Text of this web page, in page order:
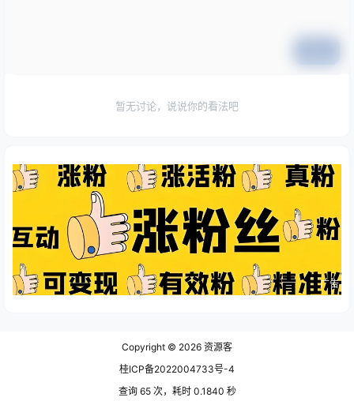
暂无讨论，说说你的看法吧
广告
Copyright © 2026 资源客
桂ICP备2022004733号-4
查询 65 次，耗时 0.1840 秒